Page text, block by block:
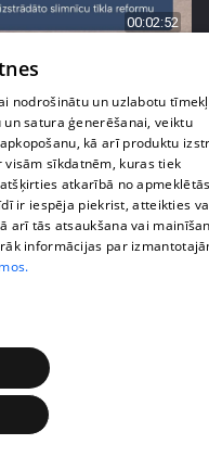
00:02:52
slimnīcu
mācības, lai nodotu
nodrošinātu un uzlabotu
satura ģenerēšanai, veiktu
kā arī produktu
sīkdatnēm, kuras tiek
atkarībā no
ir iespēja piekrist, atteikties
arī tās atsaukšana vai
informācijas par